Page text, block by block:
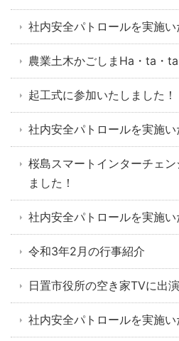
社内安全パトロールを実施い
農業土木かごしまHa・ta・
起工式に参加いたしました！
社内安全パトロールを実施い
桜島スマートインターチェ
ました！
社内安全パトロールを実施い
令和3年2月の行事紹介
日置市役所の空き家TVに出
社内安全パトロールを実施い